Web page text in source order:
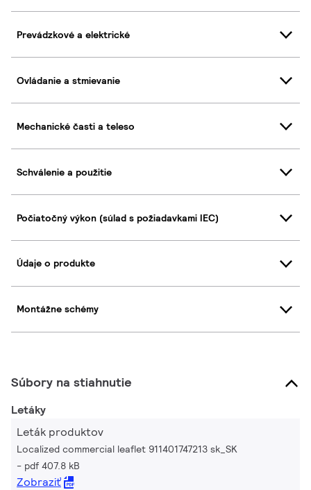
Prevádzkové a elektrické
Ovládanie a stmievanie
Mechanické časti a teleso
Schválenie a použitie
Počiatočný výkon (súlad s požiadavkami IEC)
Údaje o produkte
Montážne schémy
Súbory na stiahnutie
Letáky
Leták produktov
Localized commercial leaflet 911401747213 sk_SK
pdf 407.8 kB
Zobraziť